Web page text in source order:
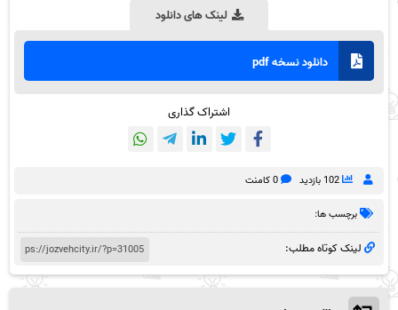
لینک های دانلود
دانلود نسخه pdf
اشتراک گذاری
102 بازدید 0 کامنت
برچسب ها:
لینک کوتاه مطلب: